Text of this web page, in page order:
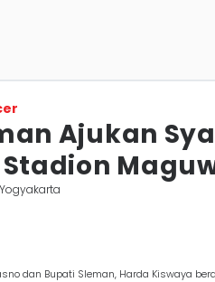
Ajukan
Stadion
dan Bupati Sleman, Harda Kiswaya